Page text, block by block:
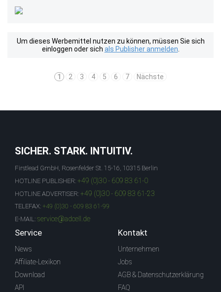
Um dieses Werbemittel nutzen zu können, müssen Sie sich
einloggen oder sich als Publisher anmelden
1 2 3 4 5 6 7 Nächste
SICHER. STARK. INTUITIV.
Firstlead GmbH, Rosenfelder St. 15-16, 10315 Berlin
HOTLINE PUBLISHER: +49 (0)30 - 609 83 61-0
HOTLINE ADVERTISER: +49 (0)30 - 609 83 61-23
TELEFAX: +49 (0)30 - 609 83 61-99
E-MAIL: service@adcell.de
Service
News
Affiliate-Lexikon
Download
API
Kontakt
Unternehmen
Jobs
AGB & Datenschutzerklärung
FAQ